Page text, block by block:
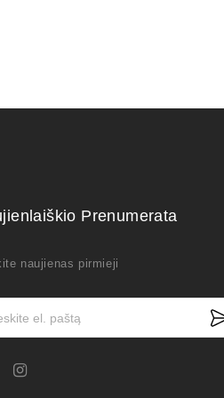
Prenumerata
naujienas pirmieji